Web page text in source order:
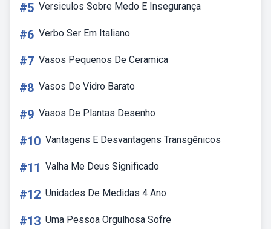
#5 Versiculos Sobre Medo E Insegurança
#6 Verbo Ser Em Italiano
#7 Vasos Pequenos De Ceramica
#8 Vasos De Vidro Barato
#9 Vasos De Plantas Desenho
#10 Vantagens E Desvantagens Transgênicos
#11 Valha Me Deus Significado
#12 Unidades De Medidas 4 Ano
#13 Uma Pessoa Orgulhosa Sofre